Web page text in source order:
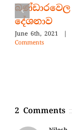
බණ්ඩාරවෙල
දේශනාව
June 6th, 2021 |
Comments
2 Comments